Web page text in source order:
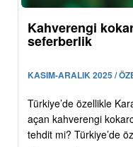
Kahverengi
seferberlik
KASIM-ARALIK 2025 /
Türkiye’de özellikle
açan kahverengi
tehdit mi? Türkiye’de